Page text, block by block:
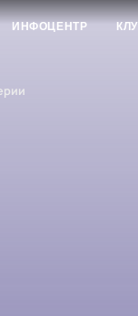
ИНФОЦЕНТР